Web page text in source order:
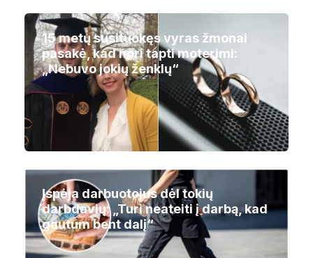
15 metų susituokęs vyras žmonai
pasakė, kad nori tapti moterimi:
„Nebuvo jokių ženklų“
Įspėja darbuotojus dėl tokių
darbdavių: „Turi neateiti į darbą, kad
gautum bent dalį“